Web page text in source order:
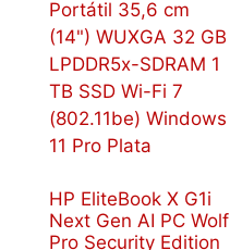
HP EliteBook X G1i
Next Gen AI PC Wolf
Pro Security Edition